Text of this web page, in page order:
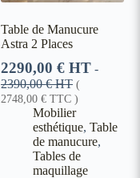
Table de Manucure
Astra 2 Places
2290,00 € HT -
2390,00€HT (
2748,00 € TTC )
Mobilier
esthétique, Table
de manucure,
Tables de
maquillage